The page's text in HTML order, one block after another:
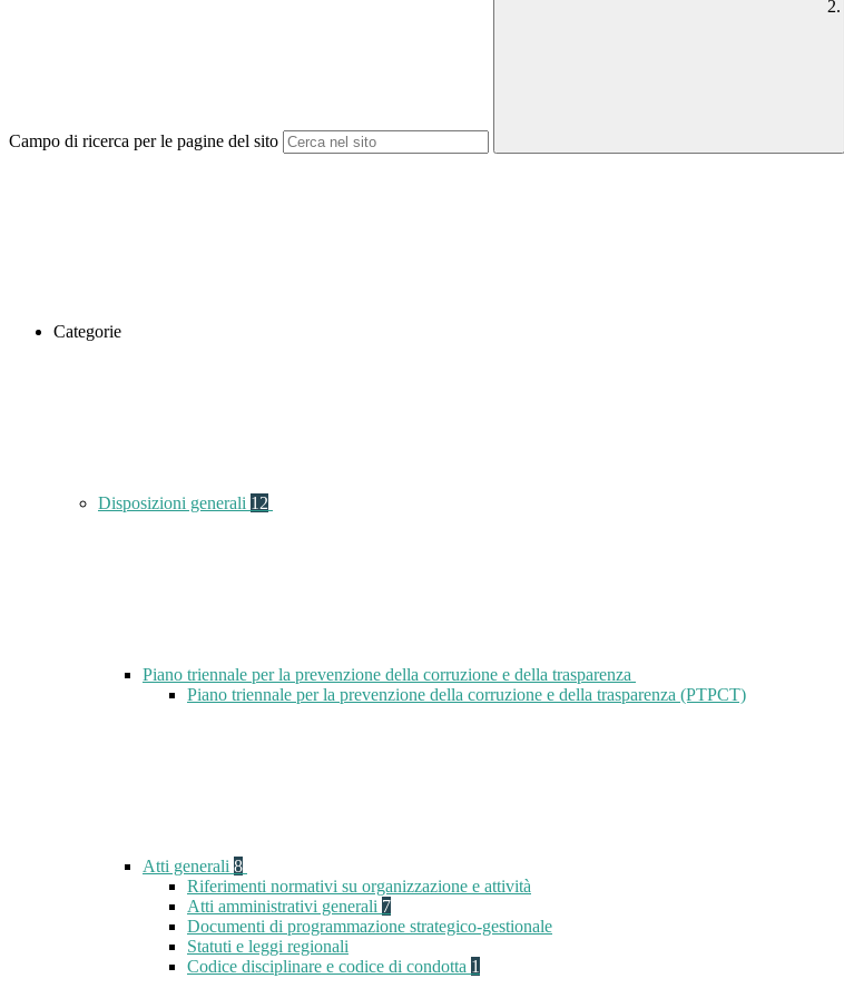
Campo di ricerca per le pagine del sito
Categorie
Disposizioni generali 12
Piano triennale per la prevenzione della corruzione e della trasparenza
Piano triennale per la prevenzione della corruzione e della trasparenza (PTPCT)
Atti generali 8
Riferimenti normativi su organizzazione e attività
Atti amministrativi generali 7
Documenti di programmazione strategico-gestionale
Statuti e leggi regionali
Codice disciplinare e codice di condotta 1